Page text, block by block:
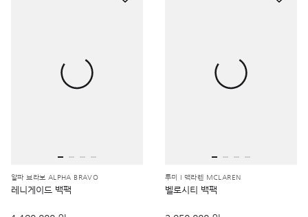
알파 브라보 ALPHA BRAVO
레니게이드 백팩
투미 I 맥라렌 MCLAREN
벨로시티 백팩